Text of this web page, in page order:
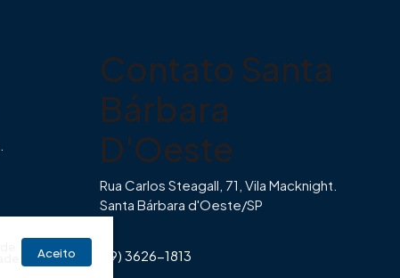
Aceito
Contato Santa
Bárbara
D'Oeste
Rua Carlos Steagall, 71, Vila Macknight.
Santa Bárbara d'Oeste/SP
(19) 3626-1813